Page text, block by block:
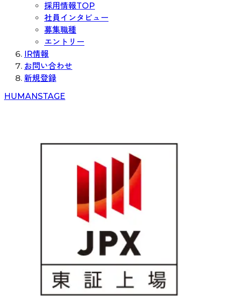
採用情報TOP
社員インタビュー
募集職種
エントリー
IR情報
お問い合わせ
新規登録
HUMANSTAGE